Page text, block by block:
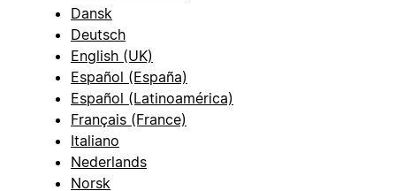
Dansk
Deutsch
English (UK)
Español (España)
Español (Latinoamérica)
Français (France)
Italiano
Nederlands
Norsk